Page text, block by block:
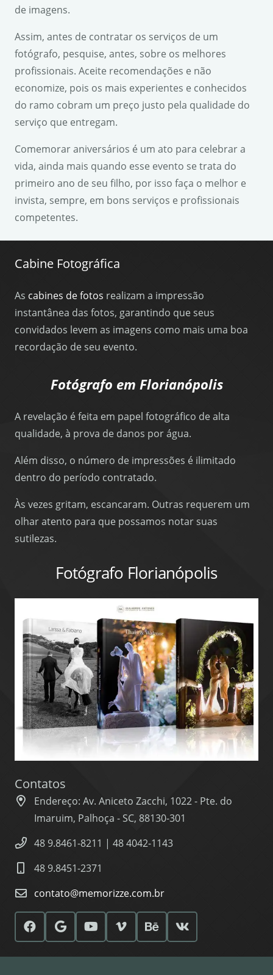
de imagens.
Assim, antes de contratar os serviços de um
fotógrafo, pesquise, antes, sobre os melhores
profissionais. Aceite recomendações e não
economize, pois os mais experientes e conhecidos
do ramo cobram um preço justo pela qualidade do
serviço que entregam.
Comemorar aniversários é um ato para celebrar a
vida, ainda mais quando esse evento se trata do
primeiro ano de seu filho, por isso faça o melhor e
invista, sempre, em bons serviços e profissionais
competentes.
Cabine Fotográfica
As cabines de fotos realizam a impressão
instantânea das fotos, garantindo que seus
convidados levem as imagens como mais uma boa
recordação de seu evento.
Fotógrafo em Florianópolis
A revelação é feita em papel fotográfico de alta
qualidade, à prova de danos por água.
Além disso, o número de impressões é ilimitado
dentro do período contratado.
Às vezes gritam, escancaram. Outras requerem um
olhar atento para que possamos notar suas
sutilezas.
Fotógrafo Florianópolis
Contatos
Endereço: Av. Aniceto Zacchi, 1022 - Pte. do
Imaruim, Palhoça - SC, 88130-301
48 9.8461-8211 | 48 4042-1143
48 9.8451-2371
contato@memorizze.com.br